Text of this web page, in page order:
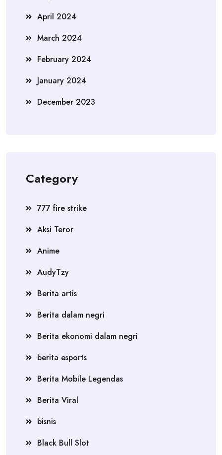
April 2024
March 2024
February 2024
January 2024
December 2023
Category
777 fire strike
Aksi Teror
Anime
AudyTzy
Berita artis
Berita dalam negri
Berita ekonomi dalam negri
berita esports
Berita Mobile Legendas
Berita Viral
bisnis
Black Bull Slot